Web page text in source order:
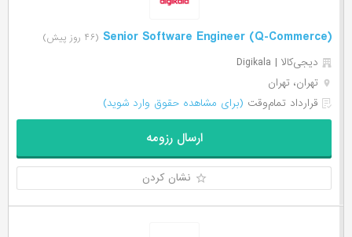
(Senior Software Engineer (Q-Commerce (۴۶ روز پیش)
دیجی‌‌کالا | Digikala
تهران، تهران
قرارداد تمام‌وقت (برای مشاهده حقوق وارد شوید)
ارسال رزومه
نشان کردن